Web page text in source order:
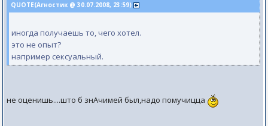
QUOTE(Агностик @ 30.07.2008, 23:59)
иногда получаешь то, чего хотел.
это не опыт?
например сексуальный.
не оценишь....што б знАчимей был,надо помучицца